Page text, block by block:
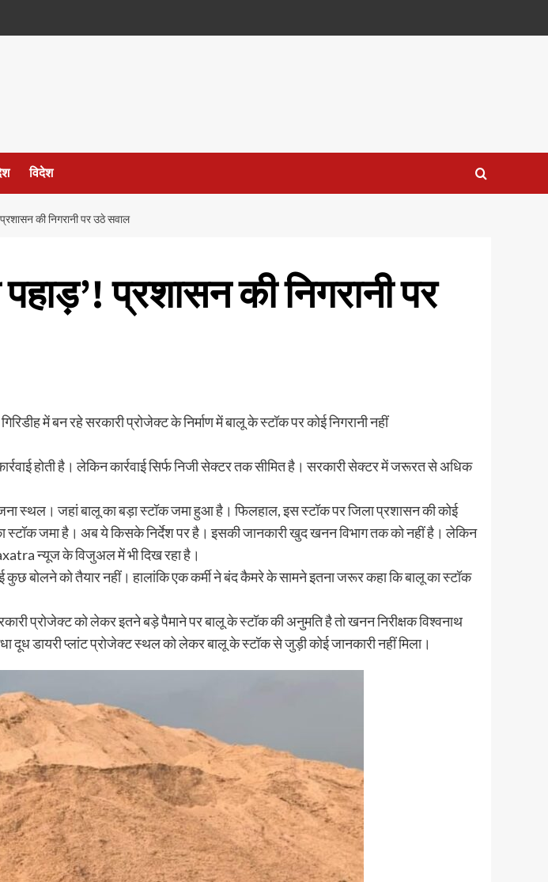
विदेश
की निगरानी पर उठे सवाल
प्रशासन की निगरानी पर
में बन रहे सरकारी प्रोजेक्ट के निर्माण में बालू के स्टॉक पर कोई निगरानी नहीं
होती है। लेकिन कार्रवाई सिर्फ निजी सेक्टर तक सीमित है। सरकारी सेक्टर में जरूरत से अधिक
स्थल। जहां बालू का बड़ा स्टॉक जमा हुआ है। फिलहाल, इस स्टॉक पर जिला प्रशासन की कोई
स्टॉक जमा है। अब ये किसके निर्देश पर है। इसकी जानकारी खुद खनन विभाग तक को नहीं है। लेकिन
न्यूज के विजुअल में भी दिख रहा है।
कुछ बोलने को तैयार नहीं। हालांकि एक कर्मी ने बंद कैमरे के सामने इतना जरूर कहा कि बालू का स्टॉक
प्रोजेक्ट को लेकर इतने बड़े पैमाने पर बालू के स्टॉक की अनुमति है तो खनन निरीक्षक विश्वनाथ
डायरी प्लांट प्रोजेक्ट स्थल को लेकर बालू के स्टॉक से जुड़ी कोई जानकारी नहीं मिला।